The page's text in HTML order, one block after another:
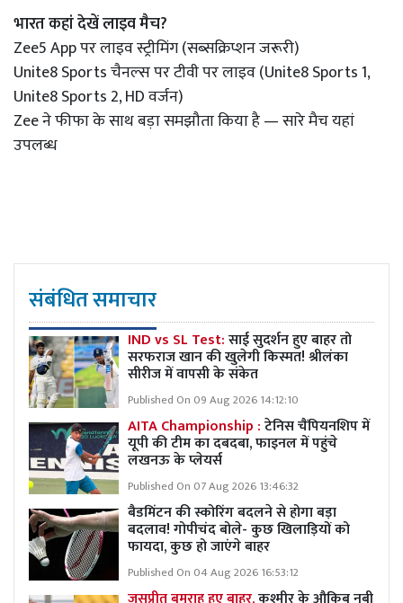
भारतकहां देखें लाइव मैच?
Zee5 Appपरलाइव स्ट्रीमिंग(सब्सक्रिप्शन जरूरी)
Unite8 Sportsचैनल्स परटीवी पर लाइव(Unite8 Sports 1,
Unite8 Sports 2, HD वर्जन)
Zee ने फीफा के साथ बड़ा समझौता किया है — सारे मैच यहां
उपलब्ध
संबंधित समाचार
IND vs SL Test:साई सुदर्शन हुए बाहर तो
सरफराज खान की खुलेगी किस्मत! श्रीलंका
सीरीज में वापसी के संकेत
Published On 09 Aug 2026 14:12:10
AITA Championship :टेनिस चैंपियनशिप में
यूपी की टीम का दबदबा, फाइनल में पहुंचे
लखनऊ के प्लेयर्स
Published On 07 Aug 2026 13:46:32
बैडमिंटन की स्कोरिंग बदलने से होगा बड़ा
बदलाव! गोपीचंद बोले- कुछ खिलाड़ियों को
फायदा, कुछ हो जाएंगे बाहर
Published On 04 Aug 2026 16:53:12